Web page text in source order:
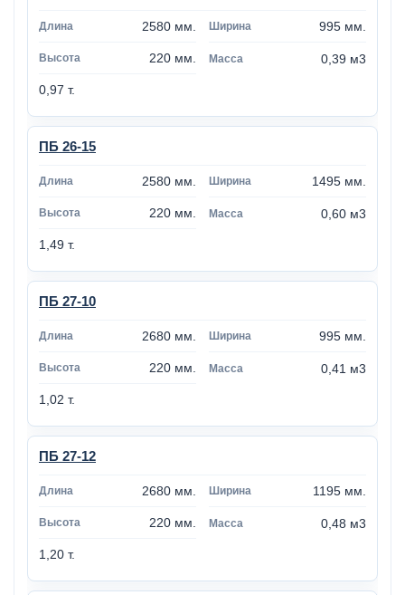
2580 мм. 995 мм.
220 мм. 0,39 м3
0,97 т.
ПБ 26-15
2580 мм. 1495 мм.
220 мм. 0,60 м3
1,49 т.
ПБ 27-10
2680 мм. 995 мм.
220 мм. 0,41 м3
1,02 т.
ПБ 27-12
2680 мм. 1195 мм.
220 мм. 0,48 м3
1,20 т.